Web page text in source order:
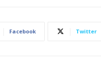
Facebook Twitter